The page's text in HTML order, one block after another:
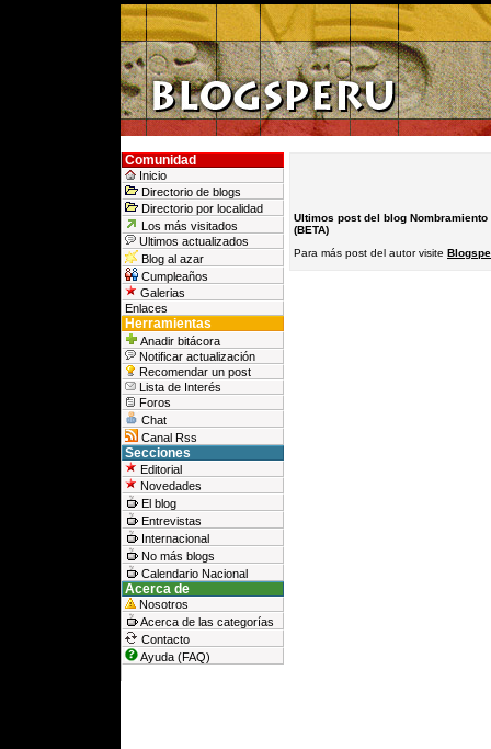
Comunidad
Inicio
Directorio de blogs
Directorio por localidad
Los más visitados
Ultimos actualizados
Blog al azar
Cumpleaños
Galerias
Enlaces
Herramientas
Anadir bitácora
Notificar actualización
Recomendar un post
Lista de Interés
Foros
Chat
Canal Rss
Secciones
Editorial
Novedades
El blog
Entrevistas
Internacional
No más blogs
Calendario Nacional
Acerca de
Nosotros
Acerca de las categorías
Contacto
Ayuda (FAQ)
Ultimos post del blog
(BETA)
Para más post del autor visite